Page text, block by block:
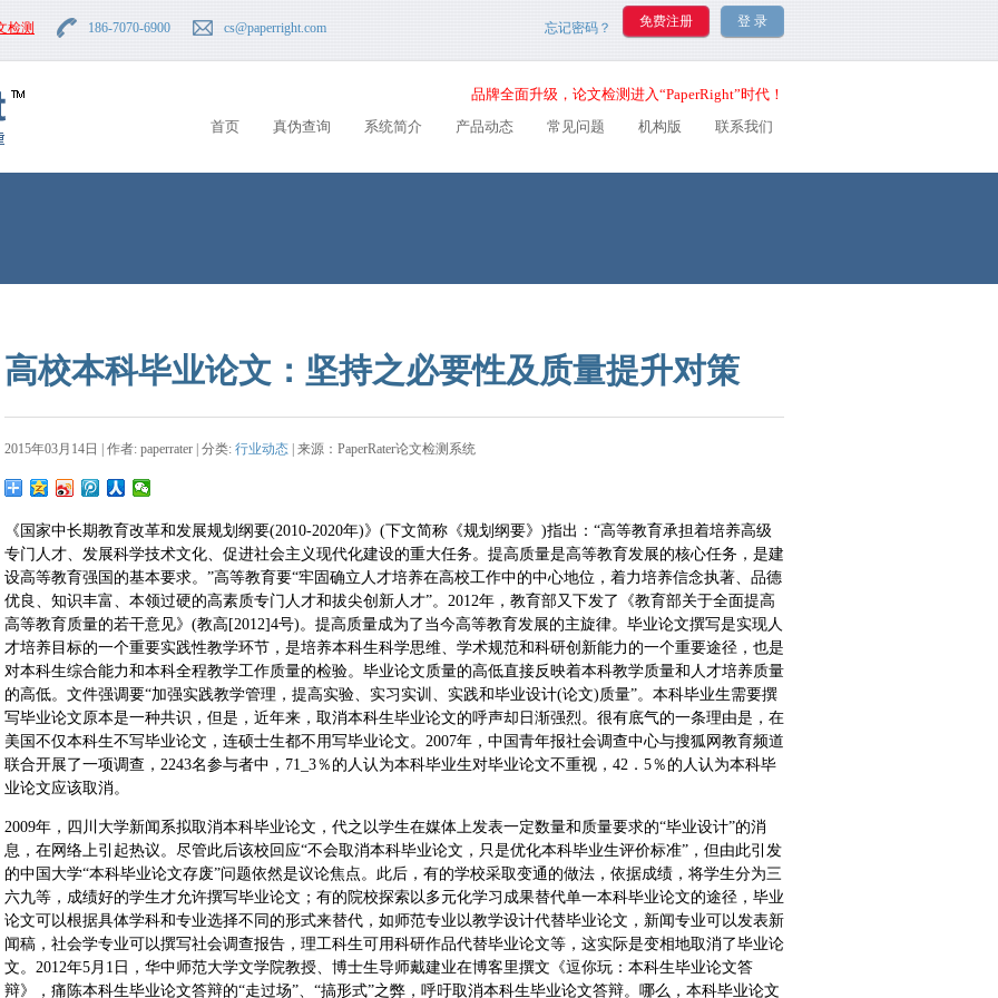
检测 186-7070-6900 cs@paperright.com 忘记密码？
品牌全面升级，论文检测进入“PaperRight”时代！
首页
真伪查询 系统简介 产品动态 常见问题 机构版 联系我们
高校本科毕业论文：坚持之必要性及质量提升对策
2015年03月14日 | 作者: paperrater | 分类: 行业动态 | 来源：PaperRater论文检测系统
《国家中长期教育改革和发展规划纲要(2010-2020年)》(下文简称《规划纲要》)指出：“高等教育承担着培养高级
专门人才、发展科学技术文化、促进社会主义现代化建设的重大任务。提高质量是高等教育发展的核心任务，是建
设高等教育强国的基本要求。”高等教育要“牢固确立人才培养在高校工作中的中心地位，着力培养信念执著、品德
优良、知识丰富、本领过硬的高素质专门人才和拔尖创新人才”。2012年，教育部又下发了《教育部关于全面提高
高等教育质量的若干意见》(教高[2012]4号)。提高质量成为了当今高等教育发展的主旋律。毕业论文撰写是实现人
才培养目标的一个重要实践性教学环节，是培养本科生科学思维、学术规范和科研创新能力的一个重要途径，也是
对本科生综合能力和本科全程教学工作质量的检验。毕业论文质量的高低直接反映着本科教学质量和人才培养质量
的高低。文件强调要“加强实践教学管理，提高实验、实习实训、实践和毕业设计(论文)质量”。本科毕业生需要撰
写毕业论文原本是一种共识，但是，近年来，取消本科生毕业论文的呼声却日渐强烈。很有底气的一条理由是，在
美国不仅本科生不写毕业论文，连硕士生都不用写毕业论文。2007年，中国青年报社会调查中心与搜狐网教育频道
联合开展了一项调查，2243名参与者中，71_3％的人认为本科毕业生对毕业论文不重视，42．5％的人认为本科毕
业论文应该取消。
2009年，四川大学新闻系拟取消本科毕业论文，代之以学生在媒体上发表一定数量和质量要求的“毕业设计”的消
息，在网络上引起热议。尽管此后该校回应“不会取消本科毕业论文，只是优化本科毕业生评价标准”，但由此引发
的中国大学“本科毕业论文存废”问题依然是议论焦点。此后，有的学校采取变通的做法，依据成绩，将学生分为三
六九等，成绩好的学生才允许撰写毕业论文；有的院校探索以多元化学习成果替代单一本科毕业论文的途径，毕业
论文可以根据具体学科和专业选择不同的形式来替代，如师范专业以教学设计代替毕业论文，新闻专业可以发表新
闻稿，社会学专业可以撰写社会调查报告，理工科生可用科研作品代替毕业论文等，这实际是变相地取消了毕业论
文。2012年5月1日，华中师范大学文学院教授、博士生导师戴建业在博客里撰文《逗你玩：本科生毕业论文答
辩》，痛陈本科生毕业论文答辩的“走过场”、“搞形式”之弊，呼吁取消本科生毕业论文答辩。哪么，本科毕业论文